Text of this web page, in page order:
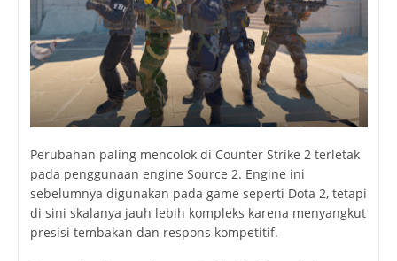
Perubahan paling mencolok di Counter Strike 2 terletak
pada penggunaan engine Source 2. Engine ini
sebelumnya digunakan pada game seperti Dota 2, tetapi
di sini skalanya jauh lebih kompleks karena menyangkut
presisi tembakan dan respons kompetitif.